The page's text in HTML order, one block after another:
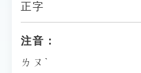
正字
注音：
ㄌㄡˋ